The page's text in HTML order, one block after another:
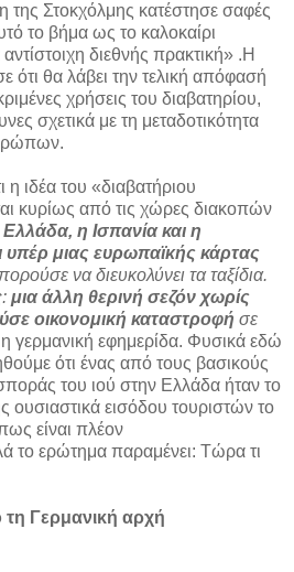
Στοκχόλμης κατέστησε σαφές
το βήμα ως το καλοκαίρι
διεθνής πρακτική» .Η
ότι θα λάβει την τελική απόφασή
χρήσεις του διαβατηρίου,
σχετικά με τη μεταδοτικότητα
ιδέα του «διαβατήριου
κυρίως από τις χώρες διακοπών
η Ισπανία και η
υπέρ μιας ευρωπαϊκής κάρτας
να διευκολύνει τα ταξίδια.
μια άλλη θερινή σεζόν χωρίς
οικονομική καταστροφή σε
η γερμανική εφημερίδα. Φυσικά εδώ
ότι ένας από τους βασικούς
του ιού στην Ελλάδα ήταν το
ουσιαστικά εισόδου τουριστών το
είναι πλέον
το ερώτημα παραμένει: Τώρα τι
Γερμανική αρχή